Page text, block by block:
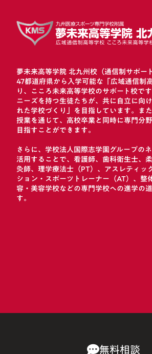
無料相談
夢未来高等学院 北九州校（通信制サポー
47都道府県から入学可能な「広域通信制
り、こころ未来高等学校のサポート校で
ニーズを持つ生徒たちが、共に自立に向
れた学校づくり」を目指しています。ま
授業を通じて、高校卒業と同時に専門分
目指すことができます。
さらに、学校法人国際志学園グループの
活用することで、看護師、歯科衛生士、
灸師、理学療法士（PT）、アスレティッ
ション・スポーツトレーナー（AT）、整
容・美容学校などの専門学校への進学の
す。